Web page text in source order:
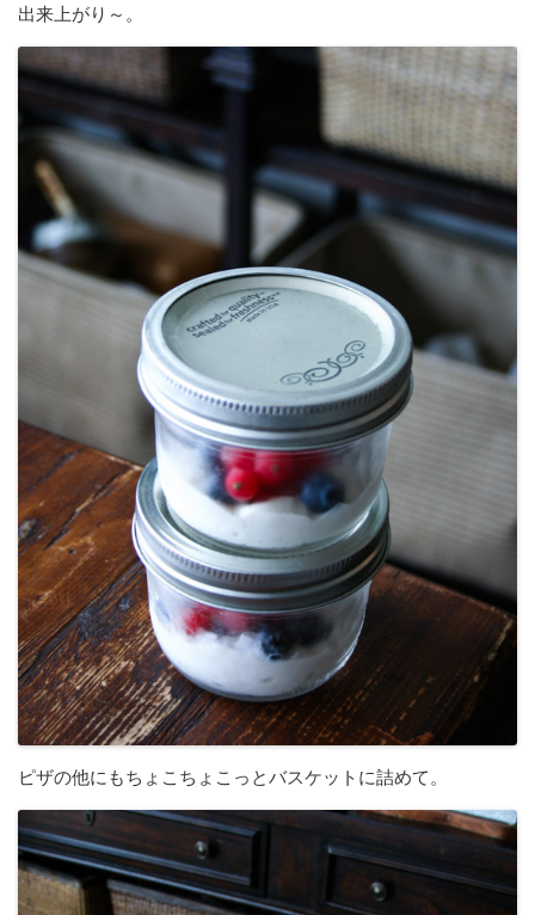
出来上がり～。
ピザの他にもちょこちょこっとバスケットに詰めて。